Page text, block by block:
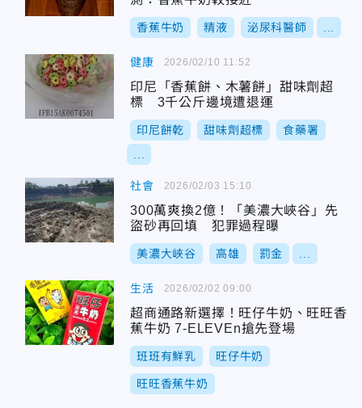
香蕉牛奶 精液 泌尿科醫師
健康
印尼「香蕉餅、木薯餅」甜味劑超
標 3千公斤邊境遭退運
印尼餅乾 甜味劑超標 食藥署
2026/02/10 11:52
社會
300萬爽換2億！「美濃大峽谷」先
盜砂再回填 犯罪過程曝
美濃大峽谷 高雄 罰金
2026/02/03 15:10
生活
超商通路新選擇！旺仔牛奶、旺旺香
蕉牛奶 7-ELEVEn搶先登場
班班有鮮乳 旺仔牛奶
旺旺香蕉牛奶
2026/02/02 09:00